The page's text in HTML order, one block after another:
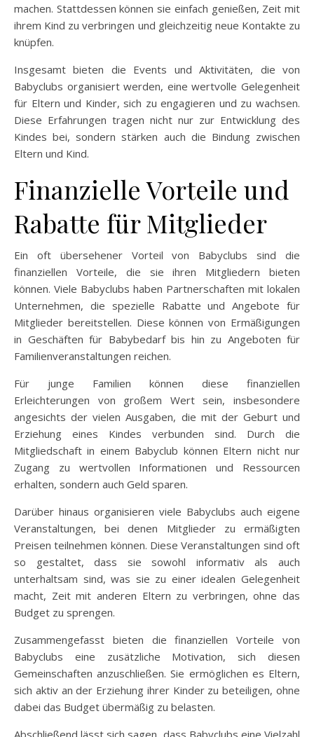
machen. Stattdessen können sie einfach genießen, Zeit mit
ihrem Kind zu verbringen und gleichzeitig neue Kontakte zu
knüpfen.
Insgesamt bieten die Events und Aktivitäten, die von
Babyclubs organisiert werden, eine wertvolle Gelegenheit
für Eltern und Kinder, sich zu engagieren und zu wachsen.
Diese Erfahrungen tragen nicht nur zur Entwicklung des
Kindes bei, sondern stärken auch die Bindung zwischen
Eltern und Kind.
Finanzielle Vorteile und
Rabatte für Mitglieder
Ein oft übersehener Vorteil von Babyclubs sind die
finanziellen Vorteile, die sie ihren Mitgliedern bieten
können. Viele Babyclubs haben Partnerschaften mit lokalen
Unternehmen, die spezielle Rabatte und Angebote für
Mitglieder bereitstellen. Diese können von Ermäßigungen
in Geschäften für Babybedarf bis hin zu Angeboten für
Familienveranstaltungen reichen.
Für junge Familien können diese finanziellen
Erleichterungen von großem Wert sein, insbesondere
angesichts der vielen Ausgaben, die mit der Geburt und
Erziehung eines Kindes verbunden sind. Durch die
Mitgliedschaft in einem Babyclub können Eltern nicht nur
Zugang zu wertvollen Informationen und Ressourcen
erhalten, sondern auch Geld sparen.
Darüber hinaus organisieren viele Babyclubs auch eigene
Veranstaltungen, bei denen Mitglieder zu ermäßigten
Preisen teilnehmen können. Diese Veranstaltungen sind oft
so gestaltet, dass sie sowohl informativ als auch
unterhaltsam sind, was sie zu einer idealen Gelegenheit
macht, Zeit mit anderen Eltern zu verbringen, ohne das
Budget zu sprengen.
Zusammengefasst bieten die finanziellen Vorteile von
Babyclubs eine zusätzliche Motivation, sich diesen
Gemeinschaften anzuschließen. Sie ermöglichen es Eltern,
sich aktiv an der Erziehung ihrer Kinder zu beteiligen, ohne
dabei das Budget übermäßig zu belasten.
Abschließend lässt sich sagen, dass Babyclubs eine Vielzahl